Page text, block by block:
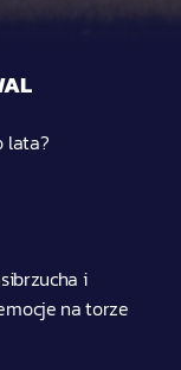
lata?
i
na torze